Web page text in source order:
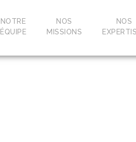
NOTRE
ÉQUIPE
NOS
MISSIONS
NOS